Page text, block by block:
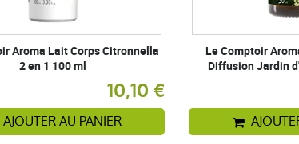
Aroma Lait Corps Citronnella
2 en 1 100 ml
10,10 €
AJOUTER AU PANIER
Le Comptoir
Diffusion Jardin